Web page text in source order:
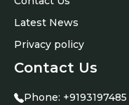
Latest News
Privacy policy
Contact Us
Phone: +9193197485